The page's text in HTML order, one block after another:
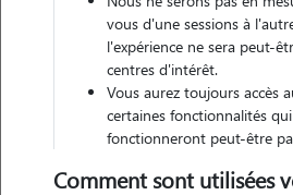
Nos promeneurs et
à Reventin-
vous d'une sessions à
l'expérience ne sera peut-
centres d'intérêt.
Vous aurez toujours accès
certaines fonctionnalités
fonctionneront peut-être
Comment sont utilisées